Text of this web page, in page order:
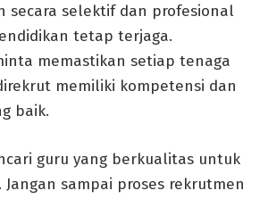
secara selektif dan profesional
tetap terjaga.
memastikan setiap tenaga
memiliki kompetensi dan
baik.
guru yang berkualitas untuk
sampai proses rekrutmen